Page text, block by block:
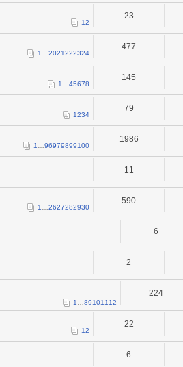
12
23
1 2021222324
477
1 45678
145
1234
79
1 96979899100
1986
11
1 2627282930
590
6
2
1 891011 12
224
12
22
6